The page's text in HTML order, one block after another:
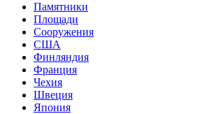
Памятники
Площади
Сооружения
США
Финляндия
Франция
Чехия
Швеция
Япония